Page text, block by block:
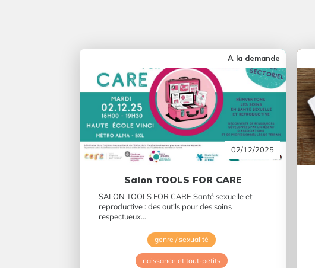
A la demande
02/12/2025
Salon TOOLS FOR CARE
SALON TOOLS FOR CARE Santé sexuelle et
reproductive : des outils pour des soins
respectueux...
genre / sexualité
naissance et tout-petits